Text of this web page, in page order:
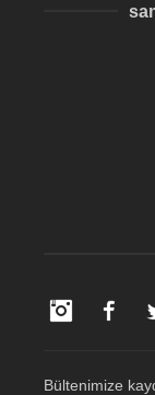
Instagram
Bültenimize